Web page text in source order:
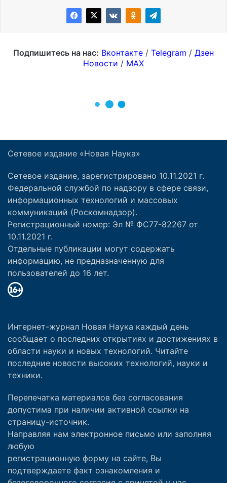
Сетевое издание «Новая Наука»
Сетевое издание, зарегистрировано 10.11.2021 г.
Федеральной службой по надзору в сфере связи,
информационных технологий и массовых
коммуникаций (Роскомнадзор).
Регистрационный номер: Эл № ФС77-82267 от
10.11.2021 г.
Отдельные публикации могут содержать
информацию, не предназначенную для
пользователей до 16 лет.
Интернет-журнал Новая Наука каждый день
сообщает о последних открытиях и достижениях в
области науки и новых технологий. Читайте
последние новости высоких технологий, науки и
техники.
Перепечатка материалов без согласования
допустима при наличии активной ссылки на
страницу-источник.
Направляя нам электронное письмо или заполняя
любую
регистрационную форму на сайте, Вы
подтверждаете факт ознакомления и